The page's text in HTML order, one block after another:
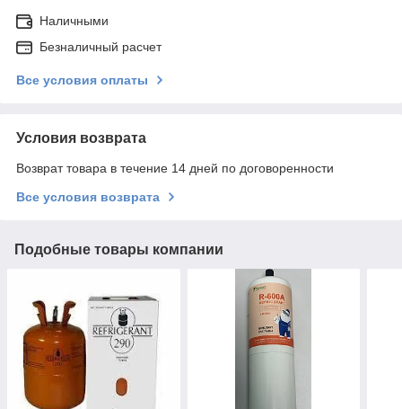
Наличными
Безналичный расчет
Все условия оплаты
Условия возврата
Возврат товара в течение 14 дней по договоренности
Все условия возврата
Подобные товары компании